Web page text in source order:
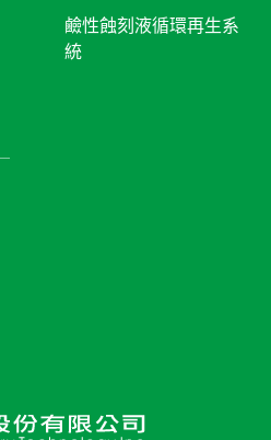
鹼性蝕刻液循環再生系
統